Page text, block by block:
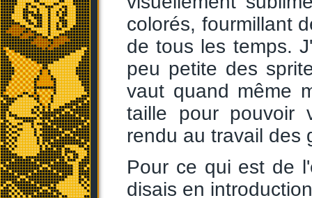
colorés, fourmillant
de tous les temps.
peu petite des
vaut quand même
taille pour pouvoir
rendu au travail des
Pour ce qui est de
disais en